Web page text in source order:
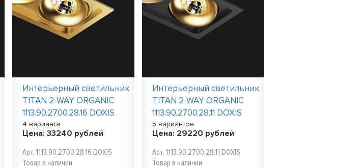
Интерьерный светильник
TITAN 2-WAY ORGANIC
1113.90.2700.28.16 DOXIS
4 варианта
Цена: 33240 рублей
Арт. 1113.90.2700.28.16 DOXIS
Товар в наличии
Интерьерный светильник
TITAN 2-WAY ORGANIC
1113.90.2700.28.11 DOXIS
5 вариантов
Цена: 29220 рублей
Арт. 1113.90.2700.28.11 DOXIS
Товар в наличии